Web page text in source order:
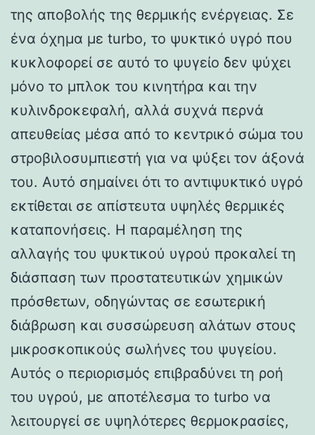
της αποβολής της θερμικής ενέργειας. Σε
ένα όχημα με turbo, το ψυκτικό υγρό που
κυκλοφορεί σε αυτό το ψυγείο δεν ψύχει
μόνο το μπλοκ του κινητήρα και την
κυλινδροκεφαλή, αλλά συχνά περνά
απευθείας μέσα από το κεντρικό σώμα του
στροβιλοσυμπιεστή για να ψύξει τον άξονά
του. Αυτό σημαίνει ότι το αντιψυκτικό υγρό
εκτίθεται σε απίστευτα υψηλές θερμικές
καταπονήσεις. Η παραμέληση της
αλλαγής του ψυκτικού υγρού προκαλεί τη
διάσπαση των προστατευτικών χημικών
πρόσθετων, οδηγώντας σε εσωτερική
διάβρωση και συσσώρευση αλάτων στους
μικροσκοπικούς σωλήνες του ψυγείου.
Αυτός ο περιορισμός επιβραδύνει τη ροή
του υγρού, με αποτέλεσμα το turbo να
λειτουργεί σε υψηλότερες θερμοκρασίες,